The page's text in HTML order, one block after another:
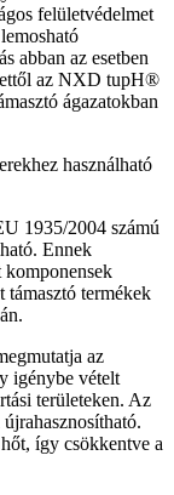
felületvédelmet
abban az esetben
ettől az NXD tupH®
ágazatokban
használható
1935/2004 számú
Ennek
támasztó termékek
az
igénybe vételt
területeken. Az
így csökkentve a